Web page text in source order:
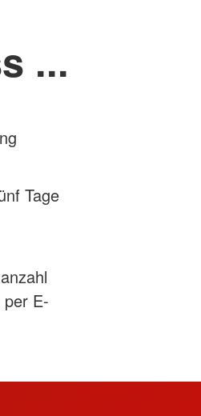
...
Tage
E-